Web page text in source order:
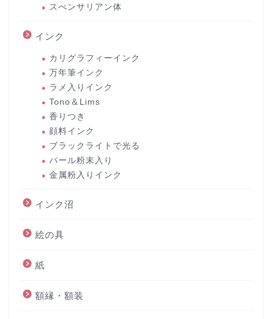
スぺンサリアン体
インク
カリグラフィーインク
万年筆インク
ラメ入りインク
Tono＆Lims
香りつき
顔料インク
ブラックライトで光る
パール粉末入り
金属粉入りインク
インク沼
絵の具
紙
額縁・額装